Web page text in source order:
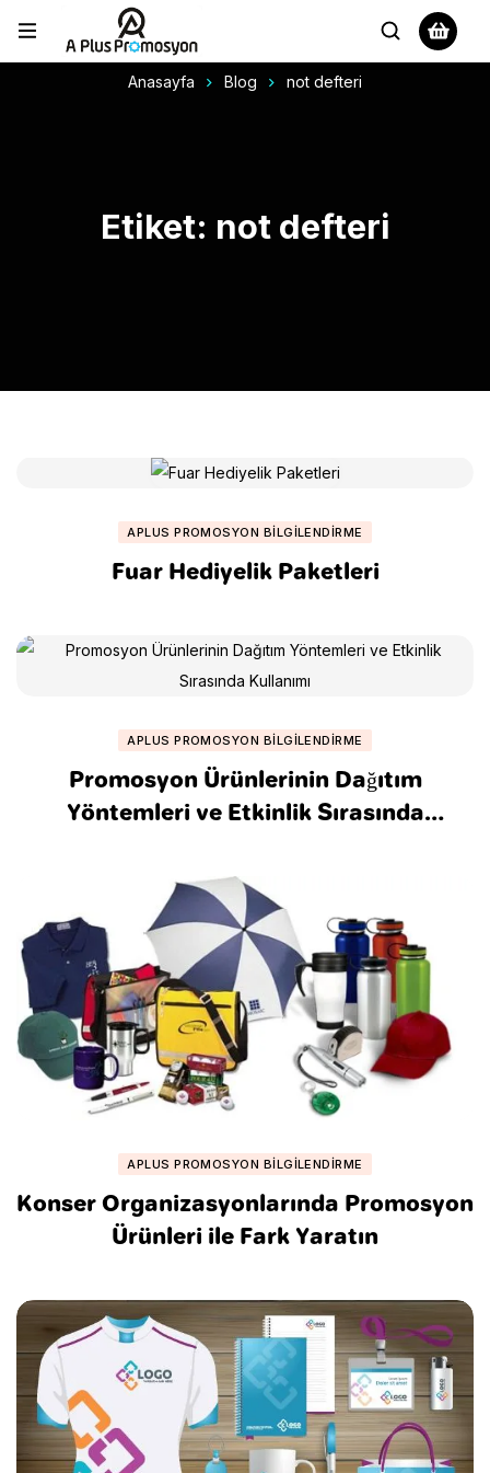
Anasayfa Blog not defteri
Etiket: not defteri
APLUS PROMOSYON BILGILENDIRME
Fuar Hediyelik Paketleri
APLUS PROMOSYON BILGILENDIRME
Promosyon Ürünlerinin Dağıtım
Yöntemleri ve Etkinlik Sırasında
APLUS PROMOSYON BILGILENDIRME
Konser Organizasyonlarında Promosyon
Ürünleri ile Fark Yaratın